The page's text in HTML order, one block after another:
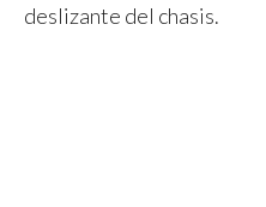
deslizante del chasis.